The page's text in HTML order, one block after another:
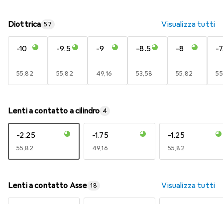
Diottrica 57 Visualizza tutti
-10
EUR
55,82
-9.5
EUR
55,82
-9
EUR
49,16
-8.5
EUR
53,58
-8
EUR
55,82
-
Lenti a contatto a cilindro 4
-2.25
EUR
55,82
-1.75
EUR
49,16
-1.25
EUR
55,82
Lenti a contatto Asse 18 Visualizza tutti